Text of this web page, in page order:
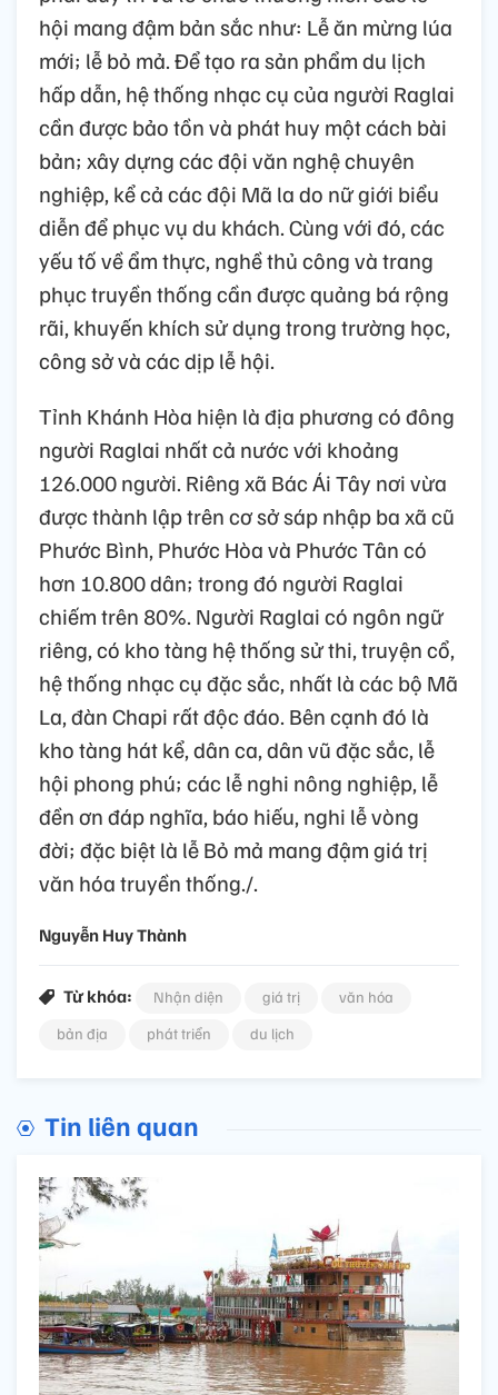
hội mang đậm bản sắc như: Lễ ăn mừng lúa
mới; lễ bỏ mả. Để tạo ra sản phẩm du lịch
hấp dẫn, hệ thống nhạc cụ của người Raglai
cần được bảo tồn và phát huy một cách bài
bản; xây dựng các đội văn nghệ chuyên
nghiệp, kể cả các đội Mã la do nữ giới biểu
diễn để phục vụ du khách. Cùng với đó, các
yếu tố về ẩm thực, nghề thủ công và trang
phục truyền thống cần được quảng bá rộng
rãi, khuyến khích sử dụng trong trường học,
công sở và các dịp lễ hội.
Tỉnh Khánh Hòa hiện là địa phương có đông
người Raglai nhất cả nước với khoảng
126.000 người. Riêng xã Bác Ái Tây nơi vừa
được thành lập trên cơ sở sáp nhập ba xã cũ
Phước Bình, Phước Hòa và Phước Tân có
hơn 10.800 dân; trong đó người Raglai
chiếm trên 80%. Người Raglai có ngôn ngữ
riêng, có kho tàng hệ thống sử thi, truyện cổ,
hệ thống nhạc cụ đặc sắc, nhất là các bộ Mã
La, đàn Chapi rất độc đáo. Bên cạnh đó là
kho tàng hát kể, dân ca, dân vũ đặc sắc, lễ
hội phong phú; các lễ nghi nông nghiệp, lễ
đền ơn đáp nghĩa, báo hiếu, nghi lễ vòng
đời; đặc biệt là lễ Bỏ mả mang đậm giá trị
văn hóa truyền thống./.
Nguyễn Huy Thành
Từ khóa: Nhận diện giá trị
văn hóa
bản địa
phát triển du lịch
Tin liên quan